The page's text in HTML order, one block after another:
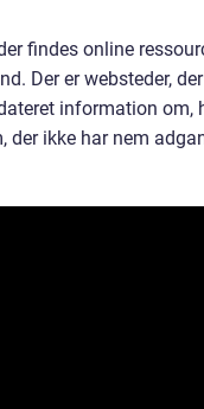
findes online
Der er websteder,
information om,
ikke har nem